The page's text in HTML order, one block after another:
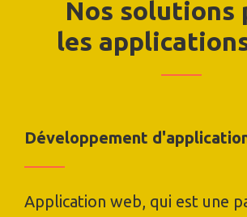
Nos solutions
les
Développement
Application web, qui est une